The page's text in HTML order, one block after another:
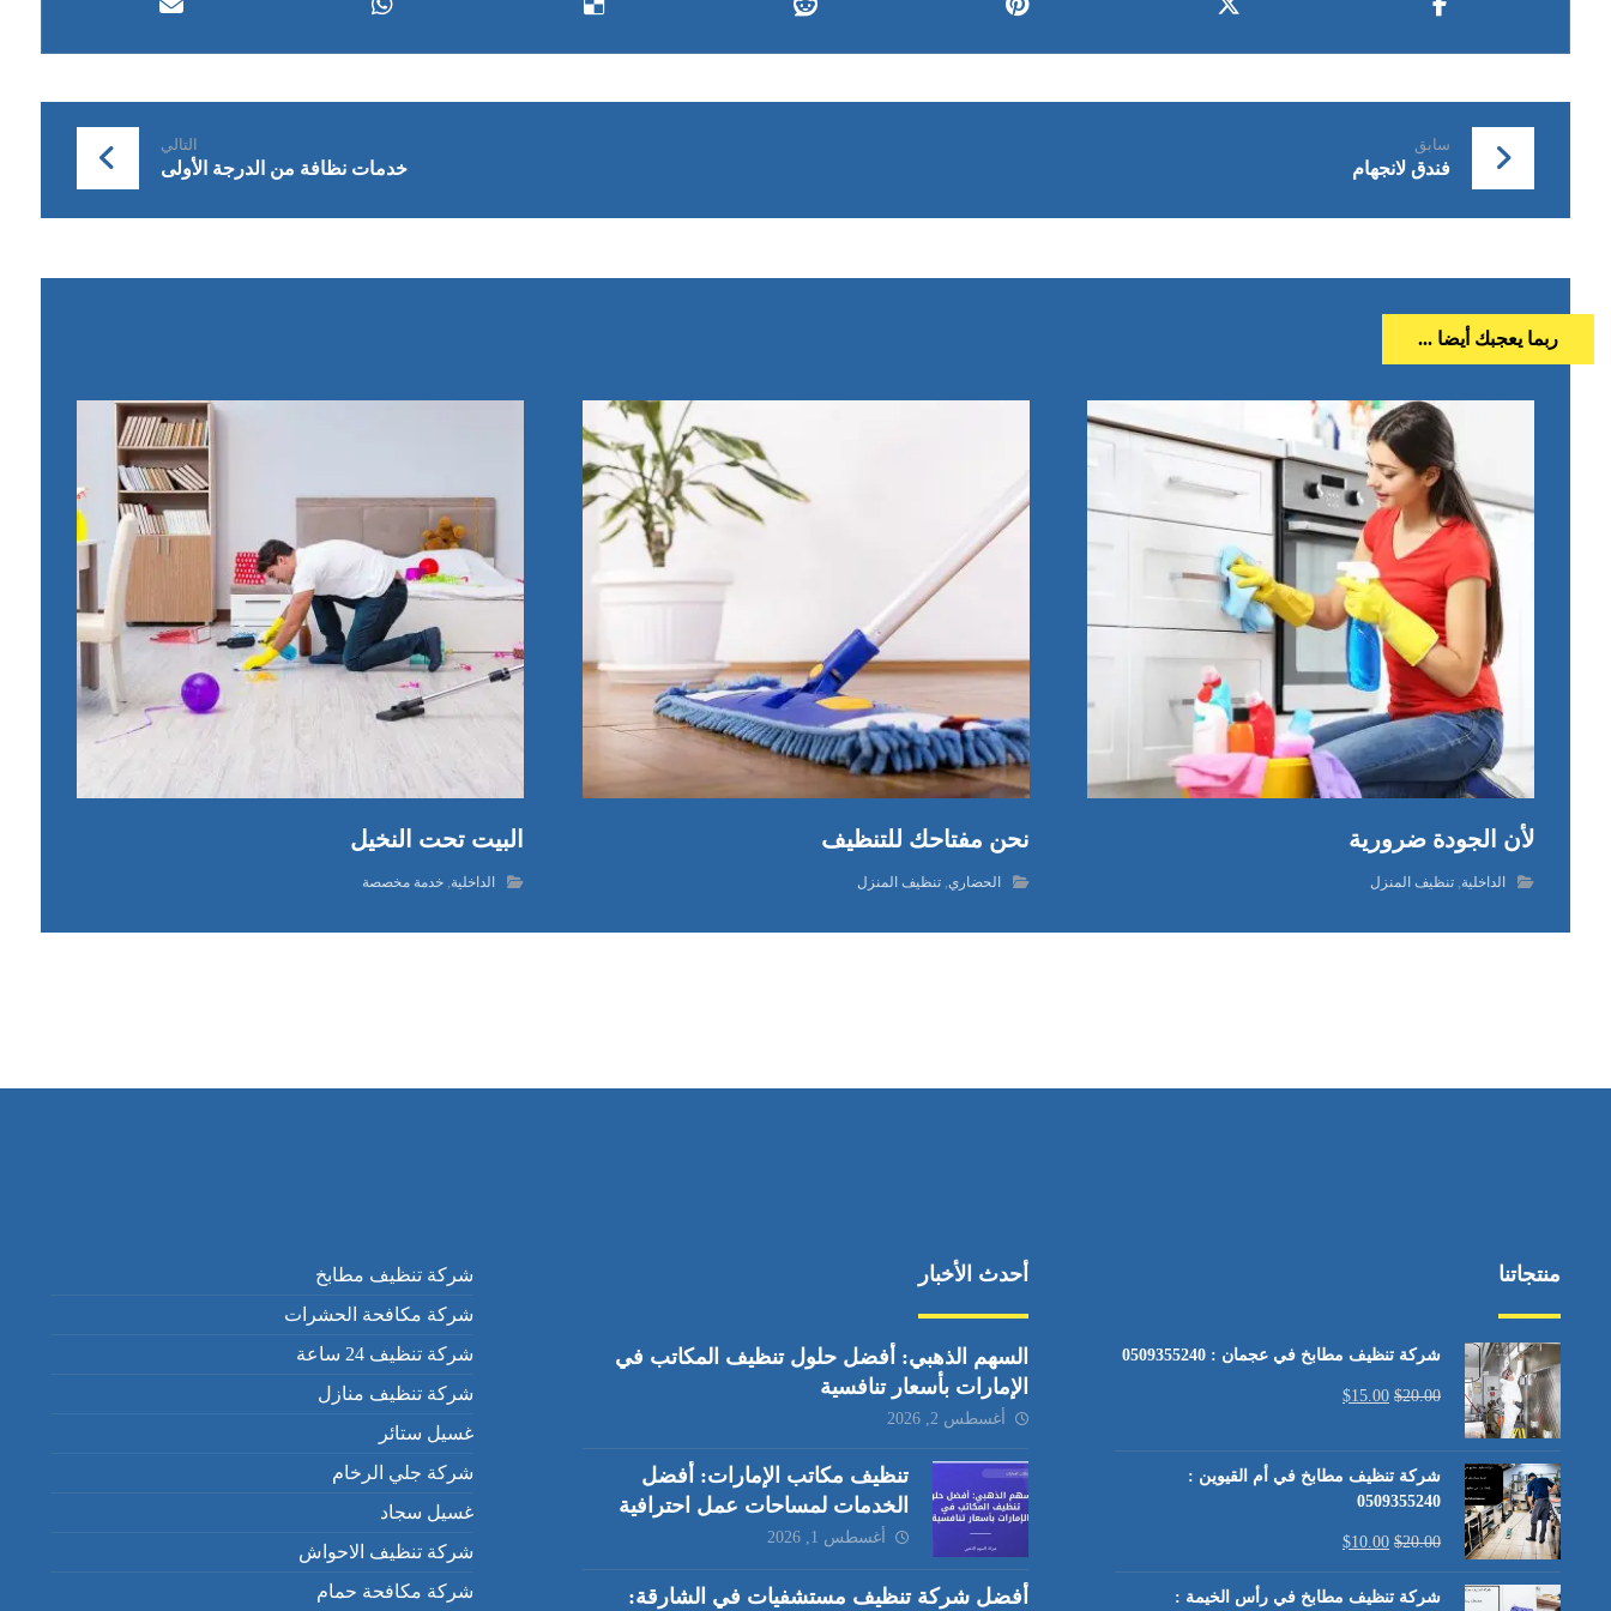
سابق
فندق لانجهام
التالي
خدمات نظافة من الدرجة الأولى
ربما يعجبك أيضا ...
لأن الجودة ضرورية
الداخلية تنظيف المنزل
نحن مفتاحك للتنظيف
الحضاري ,تنظيف المنزل
البيت تحت النخيل
الداخلية ,خدمة مخصصة
منتجاتنا
شركة تنظيف مطابخ في عجمان : 0509355240
$20.00
$15.00
شركة تنظيف مطابخ في أم القيوين :
0509355240
$20.00
$10.00
شركة تنظيف مطابخ في رأس الخيمة :
أحدث الأخبار
السهم الذهبي: أفضل حلول تنظيف المكاتب في
الإمارات بأسعار تنافسية
أغسطس 2, 2026
تنظيف مكاتب الإمارات: أفضل
الخدمات لمساحات عمل احترافية
أغسطس 1, 2026
أفضل شركة تنظيف مستشفيات في الشارقة:
شركة تنظيف مطابخ
شركة مكافحة الحشرات
شركة تنظيف 24 ساعة
شركة تنظيف منازل
غسيل ستائر
شركة جلي الرخام
غسيل سجاد
شركة تنظيف الاحواش
شركة مكافحة حمام